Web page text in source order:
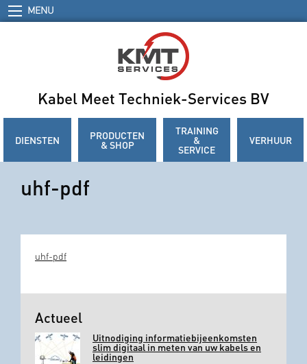
MENU
Kabel Meet Techniek-Services BV
DIENSTEN PRODUCTEN
& SHOP
TRAINING
&
SERVICE
VERHUUR
uhf-pdf
uhf-pdf
Actueel
Uitnodiging informatiebijeenkomsten
slim digitaal in meten van uw kabels en
leidingen